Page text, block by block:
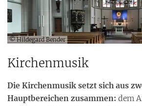
© Hildegard Bender
Kirchenmusik
Die Kirchenmusik setzt sich aus
Hauptbereichen zusammen: dem